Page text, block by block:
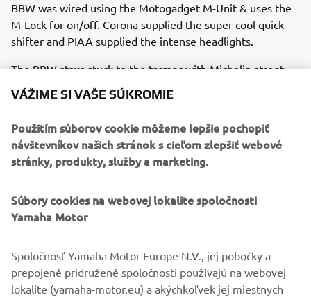
BBW was wired using the Motogadget M-Unit & uses the
M-Lock for on/off. Corona supplied the super cool quick
shifter and PIAA supplied the intense headlights.
The BBW stays stuck to the tarmac with Michelin street,
slick and rain tyres to maximize the fun whatever the
conditions. Last but by no means least the beautiful
Death Spray Custom.
VÁŽIME SI VAŠE SÚKROMIE
Použitím súborov cookie môžeme lepšie pochopiť
návštevníkov našich stránok s cieľom zlepšiť webové
stránky, produkty, služby a marketing.
Súbory cookies na webovej lokalite spoločnosti
Yamaha Motor
Spoločnosť Yamaha Motor Europe N.V., jej pobočky a
prepojené pridružené spoločnosti používajú na webovej
lokalite (yamaha-motor.eu) a akýchkoľvek jej miestnych